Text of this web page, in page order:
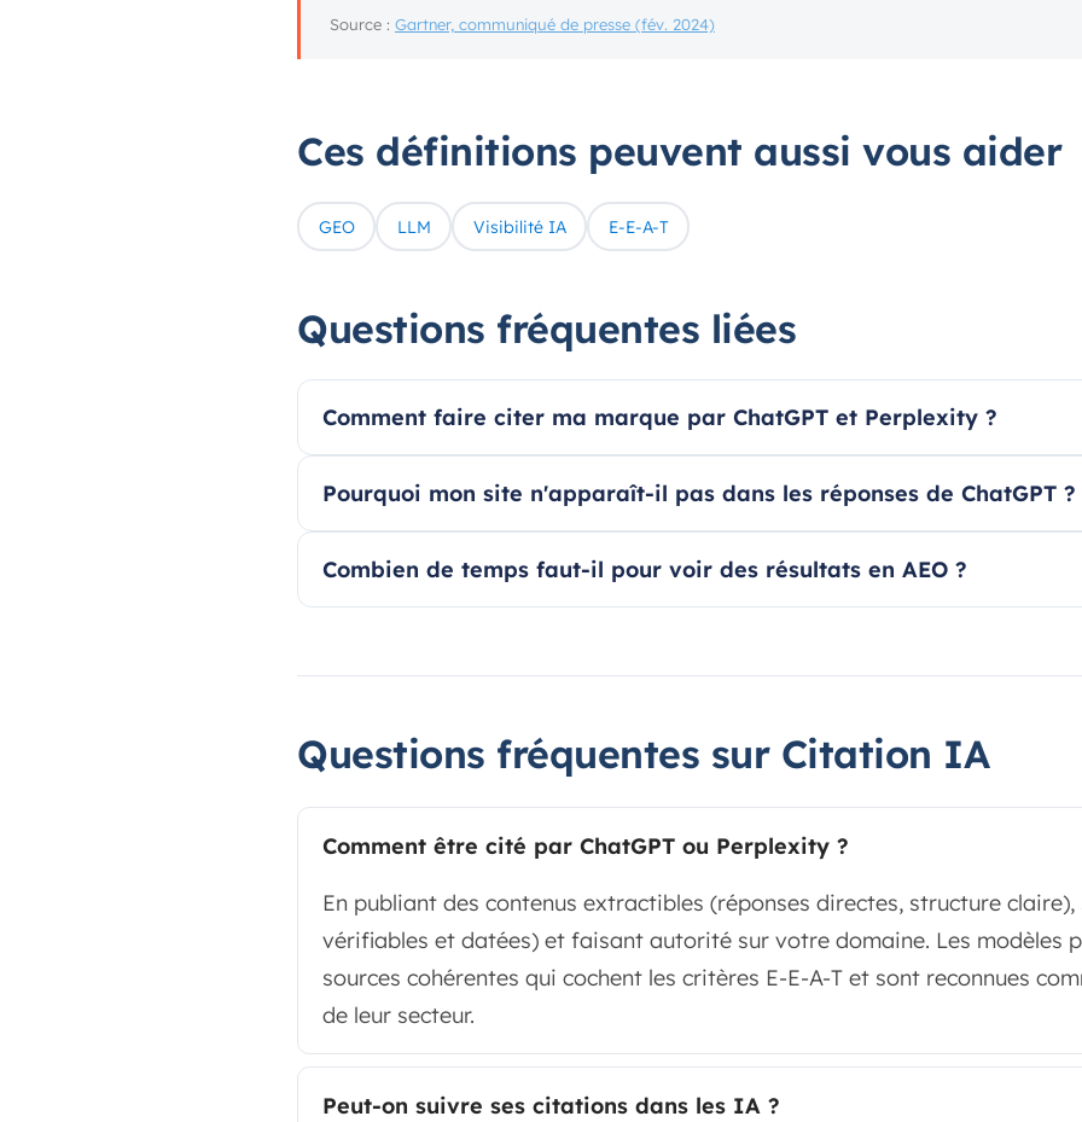
Source : Gartner, communiqué de presse (fév. 2024)
Ces définitions peuvent aussi vous aider
GEO LLM Visibilité IA E-E-A-T
Questions fréquentes liées
Comment faire citer ma marque par ChatGPT et Perplexity ?
Pourquoi mon site n'apparaît-il pas dans les réponses de ChatGPT ?
Combien de temps faut-il pour voir des résultats en AEO ?
Questions fréquentes sur Citation IA
Comment être cité par ChatGPT ou Perplexity ?
En publiant des contenus extractibles (réponses directes, structure claire),
vérifiables et datées) et faisant autorité sur votre domaine. Les modèles
sources cohérentes qui cochent les critères E-E-A-T et sont reconnues
de leur secteur.
Peut-on suivre ses citations dans les IA ?